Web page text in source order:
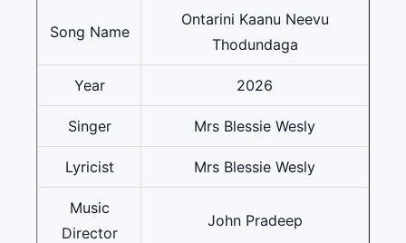
Song Name
Ontarini Kaanu Neevu
Thodundaga
Year 2026
Singer Mrs Blessie Wesly
Lyricist Mrs Blessie Wesly
Music
Director
John Pradeep